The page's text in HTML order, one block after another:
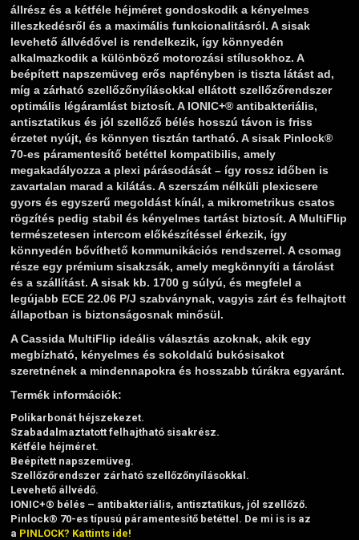
állrész és a kétféle héjméret gondoskodik a kényelmes
illeszkedésről és a maximális funkcionalitásról. A sisak
levehető állvédővel is rendelkezik, így könnyedén
alkalmazkodik a különböző motorozási stílusokhoz. A
beépített napszemüveg erős napfényben is tiszta látást ad,
míg a zárható szellőzőnyílásokkal ellátott szellőzőrendszer
optimális légáramlást biztosít. A IONIC+® antibakteriális,
antisztatikus és jól szellőző bélés hosszú távon is friss
érzetet nyújt, és könnyen tisztán tartható. A sisak Pinlock®
70-es páramentesítő betéttel kompatibilis, amely
megakadályozza a plexi párásodását – így rossz időben is
zavartalan marad a kilátás. A szerszám nélküli plexicsere
gyors és egyszerű megoldást kínál, a mikrometrikus csatos
rögzítés pedig stabil és kényelmes tartást biztosít. A MultiFlip
természetesen intercom előkészítéssel érkezik, így
könnyedén bővíthető kommunikációs rendszerrel. A csomag
része egy prémium sisakzsák, amely megkönnyíti a tárolást
és a szállítást. A sisak kb. 1700 g súlyú, és megfelel a
legújabb ECE 22.06 P/J szabványnak, vagyis zárt és felhajtott
állapotban is biztonságosnak minősül.
A Cassida MultiFlip ideális választás azoknak, akik egy
megbízható, kényelmes és sokoldalú bukósisakot
szeretnének a mindennapokra és hosszabb túrákra egyaránt.
Termék információk:
Polikarbonát héjszekezet.
Szabadalmaztatott felhajtható sisakrész.
Kétféle héjméret.
Beépített napszemüveg.
Szellőzőrendszer zárható szellőzőnyílásokkal.
Levehető állvédő.
IONIC+® bélés – antibakteriális, antisztatikus, jól szellőző.
Pinlock® 70-es típusú páramentesítő betéttel. De mi is is az
a PINLOCK? Kattints ide!